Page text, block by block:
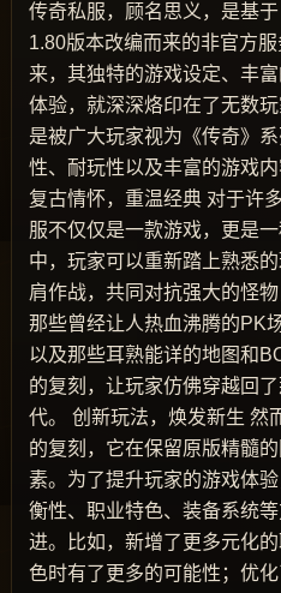
传奇私服，顾名思义，是基
1.80版本改编而来的非官方
来，其独特的游戏设定、丰
体验，就深深烙印在了无数
是被广大玩家视为《传奇》
性、耐玩性以及丰富的游戏
复古情怀，重温经典 对于许
服不仅仅是一款游戏，更是
中，玩家可以重新踏上熟悉
肩作战，共同对抗强大的怪
那些曾经让人热血沸腾的PK
以及那些耳熟能详的地图和
的复刻，让玩家仿佛穿越回
代。 创新玩法，焕发新生 然
的复刻，它在保留原版精髓
素。为了提升玩家的游戏体
衡性、职业特色、装备系统
进。比如，新增了更多元化
色时有了更多的可能性；优